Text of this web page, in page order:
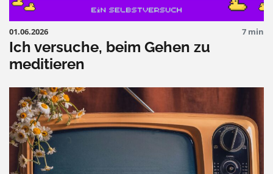
01.06.2026 7 min
Ich versuche, beim Gehen zu
meditieren